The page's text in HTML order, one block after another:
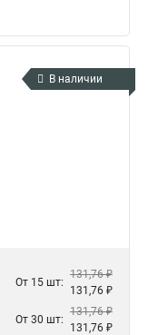
В наличии
От 15 шт:
131,76 ₽
131,76 ₽
От 30 шт:
131,76 ₽
131,76 ₽